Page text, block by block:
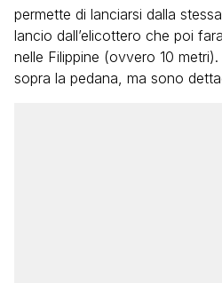
permette di lanciarsi dalla
lancio dall’elicottero che poi
nelle Filippine (ovvero 10
sopra la pedana, ma sono